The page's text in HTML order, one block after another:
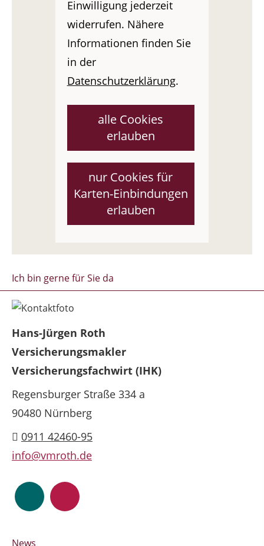
Einwilligung jederzeit
widerrufen. Nähere
Informationen finden Sie
in der
Datenschutzerklärung.
alle Cookies
erlauben
nur Cookies für
Karten-Einbindungen
erlauben
Ich bin gerne für Sie da
Hans-Jürgen Roth
Versicherungsmakler
Versicherungsfachwirt (IHK)
Regensburger Straße 334 a
90480 Nürnberg
0911 42460-95
info@vmroth.de
News